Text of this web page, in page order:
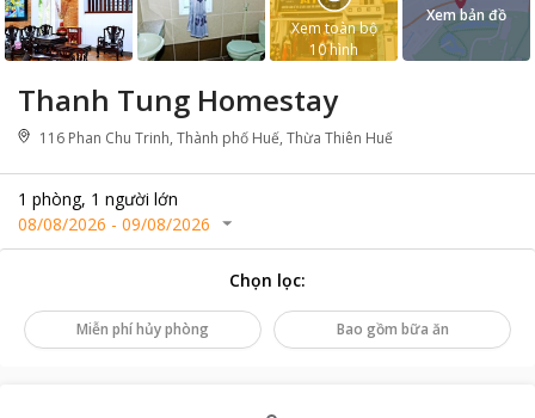
Thanh Tung Homestay
116 Phan Chu Trinh, Thành phố Huế, Thừa Thiên Huế
1 phòng, 1 người lớn
08/08/2026 - 09/08/2026
Xem toàn bộ
10hình
Xem bản đồ
Chọn lọc:
Miễn phí hủy phòng Bao gồm bữa ăn